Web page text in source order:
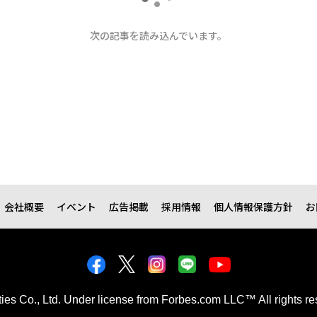
ュアリー（中編）
は、作品を展示するホテルではなく、建築、工芸、ア